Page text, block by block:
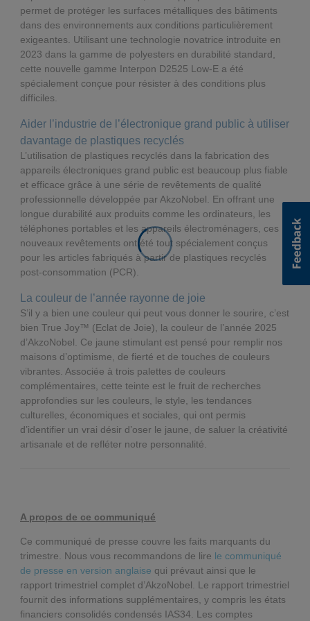
permet de protéger les surfaces métalliques des bâtiments
dans des environnements aux conditions particulièrement
exigeantes. Utilisant une technologie novatrice introduite en
2023 dans la gamme de polyesters en durabilité standard,
cette nouvelle gamme Interpon D2525 Low-E a été
spécialement conçue pour résister à des conditions plus
difficiles.
Aider l’industrie de l’électronique grand public à utiliser
davantage de plastiques recyclés
L’utilisation de plastiques recyclés dans la fabrication des
appareils électroniques grand public est beaucoup plus fiable
et efficace grâce à une série de revêtements de qualité
professionnelle développée par AkzoNobel. En offrant une
longue durabilité aux produits comme les ordinateurs, les
téléphones portables et les appareils électroménagers, ces
nouveaux revêtements ont été tout spécialement conçus
pour les articles fabriqués à partir de plastiques recyclés
post-consommation (PCR).
La couleur de l’année rayonne de joie
S’il y a bien une couleur qui peut vous donner le sourire, c’est
bien True Joy™ (Eclat de Joie), la couleur de l’année 2025
d’AkzoNobel. Ce jaune stimulant est pensé pour remplir nos
maisons d’optimisme, de fierté et de touches de couleurs
vibrantes. Associée à trois palettes de couleurs
complémentaires, cette teinte est le fruit de recherches
approfondies sur les couleurs, le style, les tendances
culturelles, économiques et sociales, qui ont permis
d’identifier un vrai désir d’oser le jaune, de saluer la créativité
artisanale et de refléter notre personnalité.
A propos de ce communiqué
Ce communiqué de presse couvre les faits marquants du
trimestre. Nous vous recommandons de lire le communiqué
de presse en version anglaise qui prévaut ainsi que le
rapport trimestriel complet d’AkzoNobel. Le rapport trimestriel
fournit des informations supplémentaires, y compris les états
financiers consolidés condensés IAS34. Les comptes